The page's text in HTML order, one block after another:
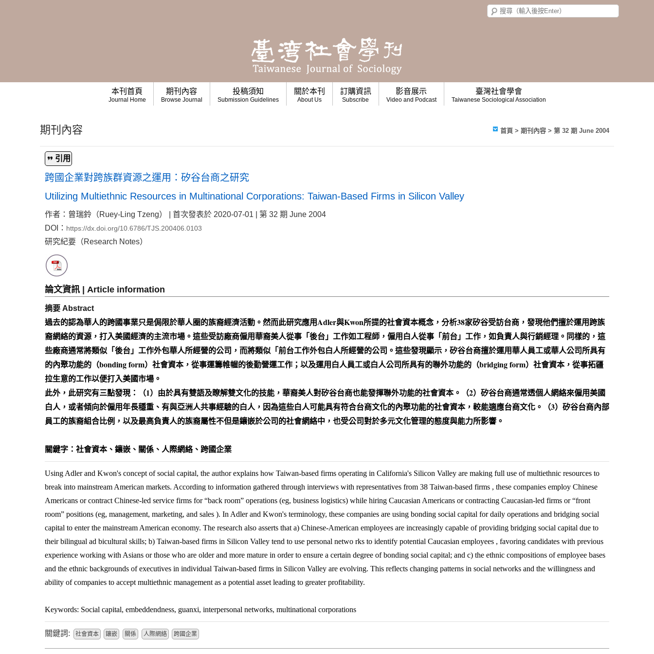
本刊首頁
Journal Home
期刊內容
Browse Journal
投稿須知
Submission Guidelines
關於本刊
About Us
訂購資訊
Subscribe
影音展示
Video and Podcast
臺灣社會學會
Taiwanese Sociological Association
期刊內容 首頁 > 期刊內容 > 第 32 期 June 2004
引用
跨國企業對跨族群資源之運用：矽谷台商之研究
Utilizing Multiethnic Resources in Multinational Corporations: Taiwan-Based Firms in Silicon Valley
作者：曾瑞鈴（Ruey-Ling Tzeng） | 首次發表於 2020-07-01 | 第 32 期 June 2004
DOI： https://dx.doi.org/10.6786/TJS.200406.0103
研究紀要（Research Notes）
論文資訊 | Article information
摘要 Abstract
過去的認為華人的跨國事業只是侷限於華人圈的族裔經濟活動。然而此研究應用Adler與Kwon所提的社會資本概念，分析38家矽谷受訪台商，發現他們擅於運用跨族
裔網絡的資源，打入美國經濟的主流市場。這些受訪廠商僱用華裔美人從事「後台」工作如工程師，僱用白人從事「前台」工作，如負責人與行銷經理。同樣的，這
些廠商通常將類似「後台」工作外包華人所經營的公司，而將類似「前台工作外包白人所經營的公司。這些發現顯示，矽谷台商擅於運用華人員工或華人公司所具有
的內聚功能的（bonding form）社會資本，從事運籌帷幄的後勤營運工作；以及運用白人員工或白人公司所具有的聯外功能的（bridging form）社會資本，從事拓疆
拉生意的工作以便打入美國市場。
此外，此研究有三點發現：（1）由於具有雙語及瞭解雙文化的技能，華裔美人對矽谷台商也能發揮聯外功能的社會資本。（2）矽谷台商通常透個人網絡來僱用美國
白人，或者傾向於僱用年長穩重、有與亞洲人共事經驗的白人，因為這些白人可能具有符合台商文化的內聚功能的社會資本，較能適應台商文化。（3）矽谷台商內部
員工的族裔組合比例，以及最高負責人的族裔屬性不但是鑲嵌於公司的社會網絡中，也受公司對於多元文化管理的態度與能力所影響。
關鍵字：社會資本、鑲嵌、關係、人際網絡、跨國企業
Using Adler and Kwon's concept of social capital, the author explains how Taiwan-based firms operating in California's Silicon Valley are making full use of multiethnic resources to
break into mainstream American markets. According to information gathered through interviews with representatives from 38 Taiwan-based firms , these companies employ Chinese
Americans or contract Chinese-led service firms for “back room” operations (eg, business logistics) while hiring Caucasian Americans or contracting Caucasian-led firms or “front
room” positions (eg, management, marketing, and sales ). In Adler and Kwon's terminology, these companies are using bonding social capital for daily operations and bridging social
capital to enter the mainstream American economy. The research also asserts that a) Chinese-American employees are increasingly capable of providing bridging social capital due to
their bilingual ad bicultural skills; b) Taiwan-based firms in Silicon Valley tend to use personal netwo rks to identify potential Caucasian employees , favoring candidates with previous
experience working with Asians or those who are older and more mature in order to ensure a certain degree of bonding social capital; and c) the ethnic compositions of employee bases
and the ethnic backgrounds of executives in individual Taiwan-based firms in Silicon Valley are evolving. This reflects changing patterns in social networks and the willingness and
ability of companies to accept multiethnic management as a potential asset leading to greater profitability.
Keywords: Social capital, embeddendness, guanxi, interpersonal networks, multinational corporations
關鍵詞: 社會資本 鑲嵌 關係 人際網絡 跨國企業